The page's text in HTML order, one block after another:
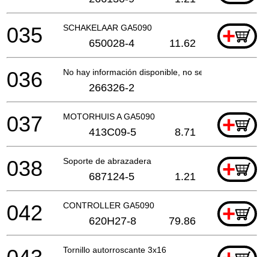
SCHAKELAAR GA5090 +
035 650028-4 11.62
No hay información disponible, no se puede pedir
036 266326-2
MOTORHUIS A GA5090 +
037 413C09-5 8.71
Soporte de abrazadera +
038 687124-5 1.21
CONTROLLER GA5090 +
042 620H27-8 79.86
Tornillo autorroscante 3x16